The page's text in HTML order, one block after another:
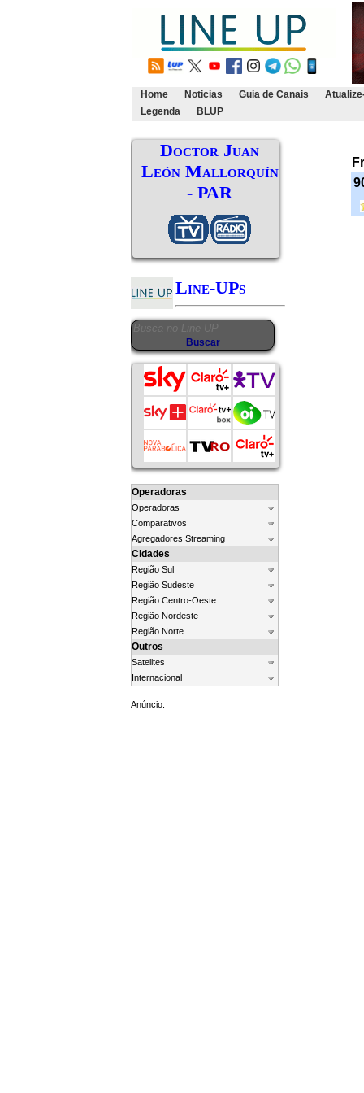
Home Noticias Guia de Canais
Legenda
BLUP
Doctor Juan
León Mallorquín
- PAR
Line-UPs
Operadoras
Operadoras
Comparativos
Agregadores Streaming
Cidades
Região Sul
Região Sudeste
Região Centro-Oeste
Região Nordeste
Região Norte
Outros
Satelites
Internacional
Anúncio: